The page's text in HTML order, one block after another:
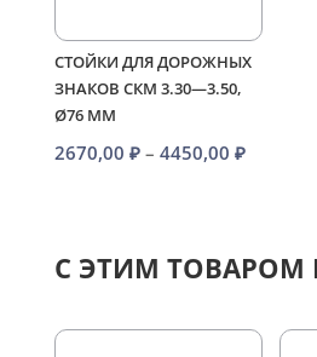
СТОЙКИ ДЛЯ ДОРОЖНЫХ
ЗНАКОВ СКМ 3.30—3.50,
Ø76 ММ
2670,00 ₽ – 4450,00 ₽
С ЭТИМ